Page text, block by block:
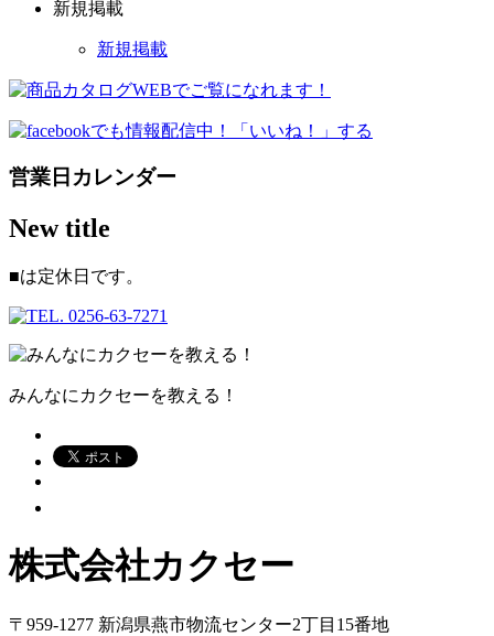
新規掲載
新規掲載
営業日カレンダー
New title
■は定休日です。
みんなにカクセーを教える！
株式会社カクセー
〒959-1277 新潟県燕市物流センター2丁目15番地